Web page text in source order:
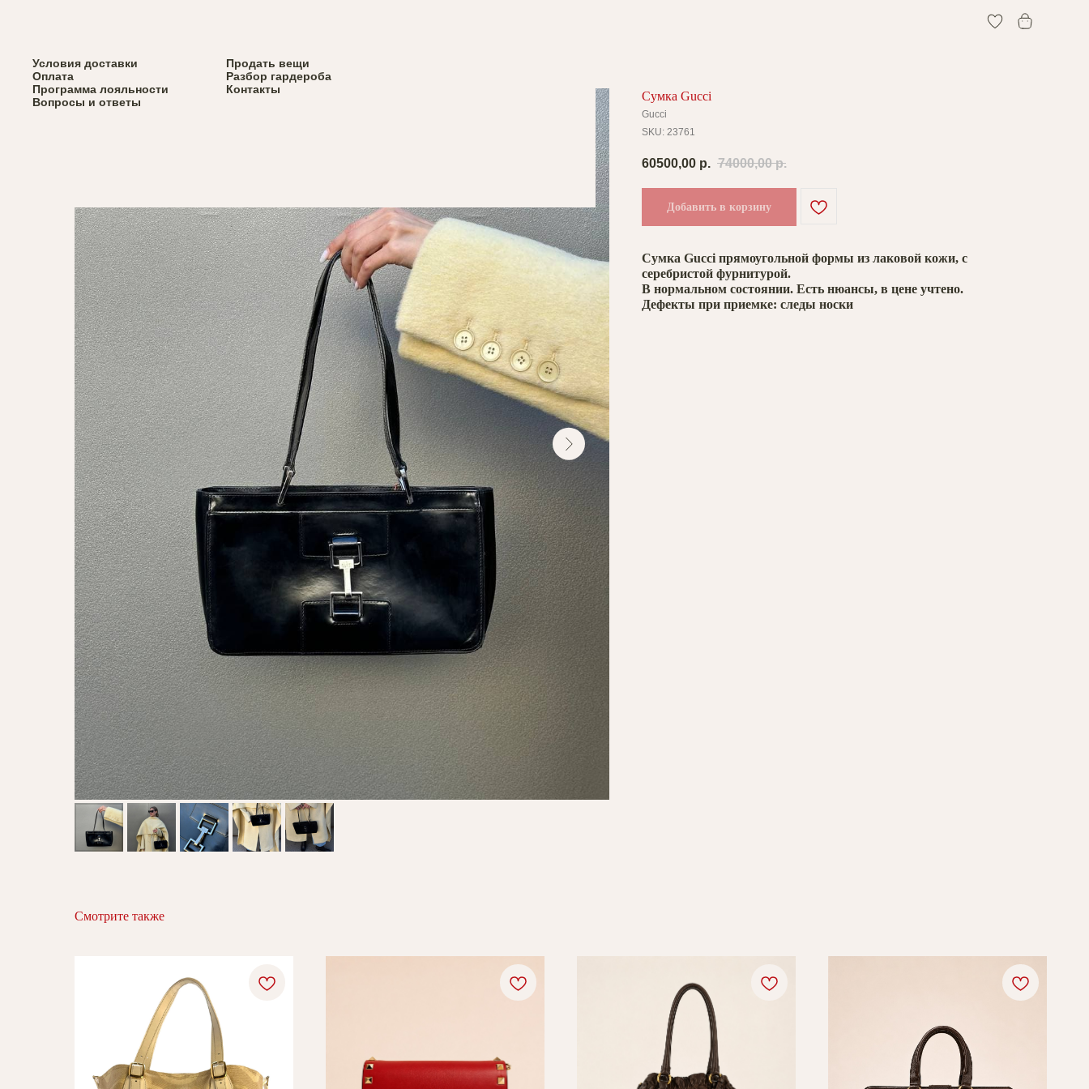
Весь каталог
Верхняя одежда
Сумки
Обувь
Аксессуары
Продать вещи
Разбор гардероба
Контакты
Условия доставки
Оплата
Программа лояльности
Вопросы и ответы
Сумка Gucci
Gucci
SKU: 23761
60500,00 р. 74000,00 р.
Добавить в корзину
Сумка Gucci прямоугольной формы из лаковой кожи, с
серебристой фурнитурой.
В нормальном состоянии. Есть нюансы, в цене учтено.
Дефекты при приемке: следы носки
Смотрите также